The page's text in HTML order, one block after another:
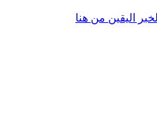
اليقين من هنا